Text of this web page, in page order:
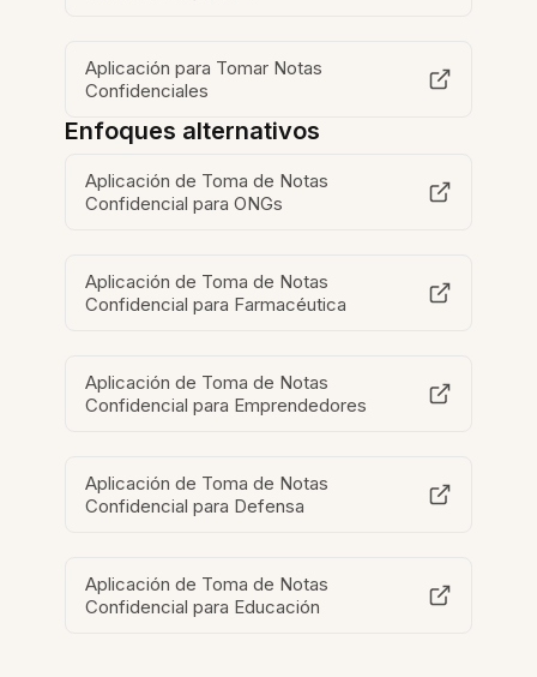
Aplicación para Tomar Notas
Confidenciales
Enfoques alternativos
Aplicación de Toma de Notas
Confidencial para ONGs
Aplicación de Toma de Notas
Confidencial para Farmacéutica
Aplicación de Toma de Notas
Confidencial para Emprendedores
Aplicación de Toma de Notas
Confidencial para Defensa
Aplicación de Toma de Notas
Confidencial para Educación